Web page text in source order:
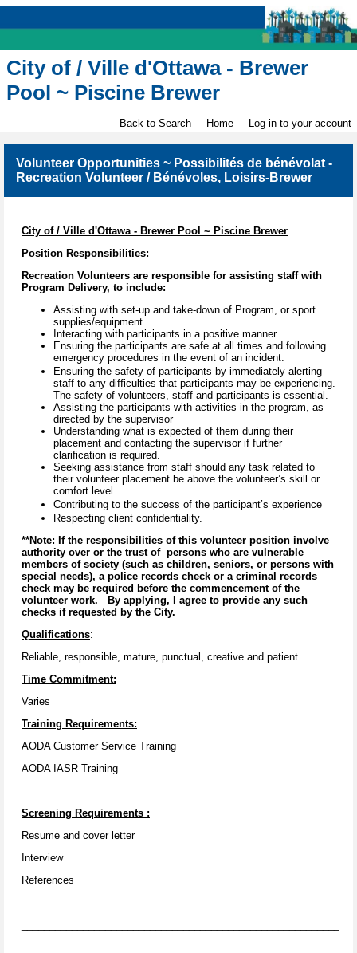
City of / Ville d'Ottawa - Brewer
Pool ~ Piscine Brewer
Back to Search Home Log in to your account
Volunteer Opportunities ~ Possibilités de bénévolat -
Recreation Volunteer / Bénévoles, Loisirs-Brewer
City of / Ville d'Ottawa - Brewer Pool ~ Piscine Brewer
Position Responsibilities:
Recreation Volunteers are responsible for assisting staff with
Program Delivery, to include:
Assisting with set-up and take-down of Program, or sport
supplies/equipment
Interacting with participants in a positive manner
Ensuring the participants are safe at all times and following
emergency procedures in the event of an incident.
Ensuring the safety of participants by immediately alerting
staff to any difficulties that participants may be experiencing.
The safety of volunteers, staff and participants is essential.
Assisting the participants with activities in the program, as
directed by the supervisor
Understanding what is expected of them during their
placement and contacting the supervisor if further
clarification is required.
Seeking assistance from staff should any task related to
their volunteer placement be above the volunteer’s skill or
comfort level.
Contributing to the success of the participant’s experience
Respecting client confidentiality.
**Note: If the responsibilities of this volunteer position involve
authority over or the trust of persons who are vulnerable
members of society (such as children, seniors, or persons with
special needs), a police records check or a criminal records
check may be required before the commencement of the
volunteer work. By applying, I agree to provide any such
checks if requested by the City.
Qualifications:
Reliable, responsible, mature, punctual, creative and patient
Time Commitment:
Varies
Training Requirements:
AODA Customer Service Training
AODA IASR Training
Screening Requirements :
Resume and cover letter
Interview
References